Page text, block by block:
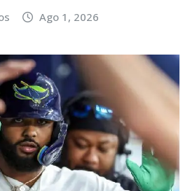
Ago 1, 2026